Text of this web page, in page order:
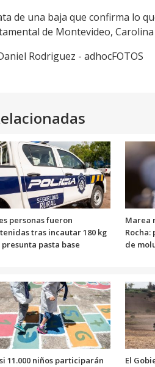
de una baja que confirma lo
de Montevideo,
Rodriguez - adhocFOTOS
personas fueron
tras incautar 180 kg
presunta pasta base
Marea
de
11.000 niños participarán
El